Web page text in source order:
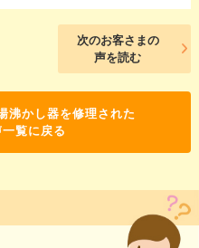
次のお客さまの
声を読む
沸かし器を修理された
覧に戻る